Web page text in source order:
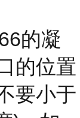
的凝
的位置
要小于